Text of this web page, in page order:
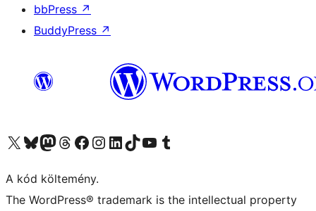
bbPress ↗
BuddyPress ↗
Visit our X (formerly Twitter) account
Visit our Bluesky account
Twitter csatornánk
Visit our Threads account
Facebook oldalunk megtekintése
Visit our Instagram account
Visit our LinkedIn account
Visit our TikTok account
Visit our YouTube channel
Visit our Tumblr account
A kód költemény.
The WordPress® trademark is the intellectual property